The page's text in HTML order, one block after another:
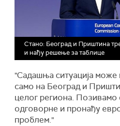
Стано: Београд и Приштина
и нађу решење за таблице
"Садашња ситуација
само на Београд и
целог региона. Позивамо
одговорне и пронађу
проблем."